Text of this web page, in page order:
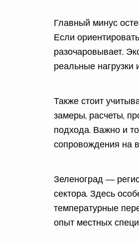
Главный минус
Если
разочаровывает.
реальные нагрузки
Также стоит
замеры, расчеты,
подхода. Важно и
сопровождения на
Зеленоград —
сектора. Здесь
температурные
опыт местных